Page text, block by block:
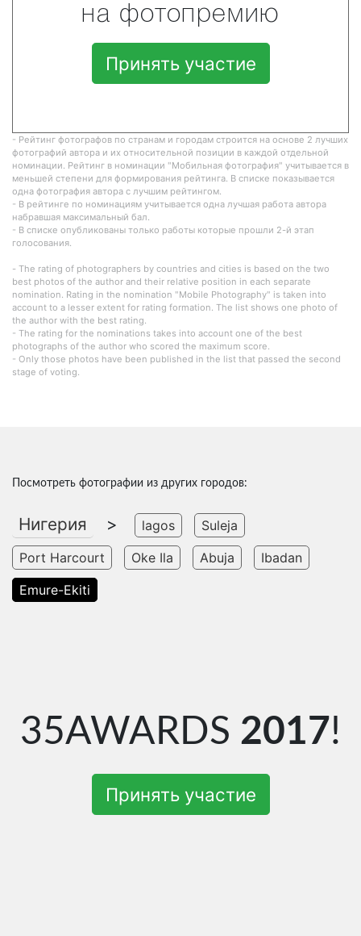
на фотопремию
Принять участие
- Рейтинг фотографов по странам и городам строится на основе 2 лучших
фотографий автора и их относительной позиции в каждой отдельной
номинации. Рейтинг в номинации "Мобильная фотография" учитывается в
меньшей степени для формирования рейтинга. В списке показывается
одна фотография автора с лучшим рейтингом.
- В рейтинге по номинациям учитывается одна лучшая работа автора
набравшая максимальный бал.
- В списке опубликованы только работы которые прошли 2-й этап
голосования.
- The rating of photographers by countries and cities is based on the two
best photos of the author and their relative position in each separate
nomination. Rating in the nomination "Mobile Photography" is taken into
account to a lesser extent for rating formation. The list shows one photo of
the author with the best rating.
- The rating for the nominations takes into account one of the best
photographs of the author who scored the maximum score.
- Only those photos have been published in the list that passed the second
stage of voting.
Посмотреть фотографии из других городов:
Нигерия > lagos
Suleja
Port Harcourt
Oke Ila Abuja
Ibadan
Emure-Ekiti
35AWARDS 2017!
Принять участие